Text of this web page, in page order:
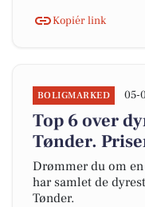
Kopiér link
BOLIGMARKED 05-
Top 6 over
Tønder.
Drømmer du om
har samlet de
Tønder.